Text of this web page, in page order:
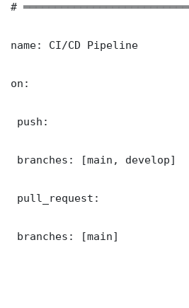
#
name: CI/CD Pipeline
on:
push:
branches: [main, develop]
pull_request:
branches: [main]